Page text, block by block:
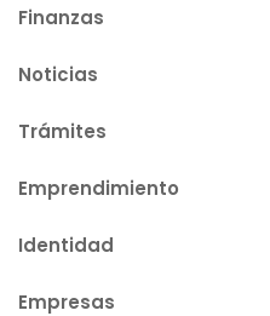
Finanzas
Noticias
Trámites
Emprendimiento
Identidad
Empresas